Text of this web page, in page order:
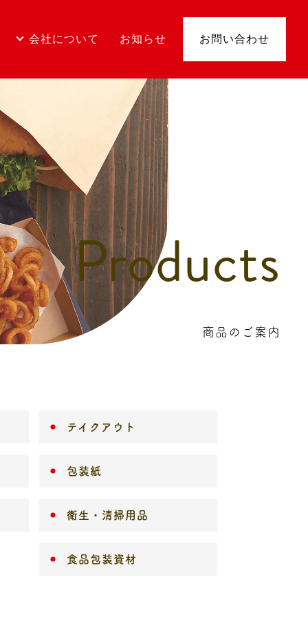
会社について お知らせ お問い合わせ
Products
商品のご案内
テイクアウト
包装紙
衛生・清掃用品
食品包装資材